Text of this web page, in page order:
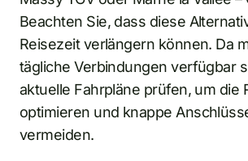
Beachten Sie, dass diese
Reisezeit verlängern können. Da
tägliche Verbindungen verfügbar
aktuelle Fahrpläne prüfen, um die
optimieren und knappe
vermeiden.